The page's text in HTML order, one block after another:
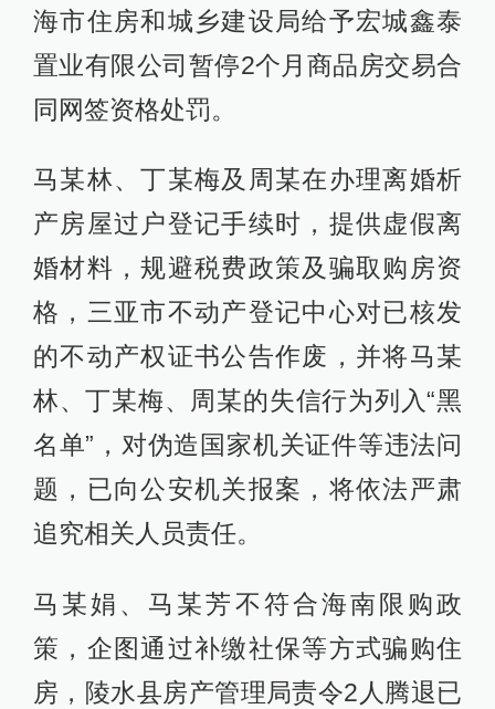
海市住房和城乡建设局给予宏城鑫泰
置业有限公司暂停2个月商品房交易合
同网签资格处罚。
马某林、丁某梅及周某在办理离婚析
产房屋过户登记手续时，提供虚假离
婚材料，规避税费政策及骗取购房资
格，三亚市不动产登记中心对已核发
的不动产权证书公告作废，并将马某
林、丁某梅、周某的失信行为列入“黑
名单”，对伪造国家机关证件等违法问
题，已向公安机关报案，将依法严肃
追究相关人员责任。
马某娟、马某芳不符合海南限购政
策，企图通过补缴社保等方式骗购住
房，陵水县房产管理局责令2人腾退已